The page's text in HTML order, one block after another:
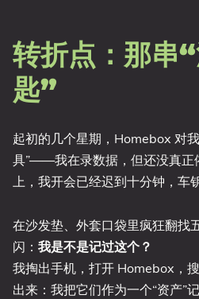
转折点：那串
匙”
起初的几个星期，Homebox 对
具”——我在录数据，但还没真正
上，我开会已经迟到十分钟，车
在沙发垫、外套口袋里疯狂翻找
闪： 我是不是记过这个？
我掏出手机，打开 Homebox，
出来：我把它们作为一个“资产”